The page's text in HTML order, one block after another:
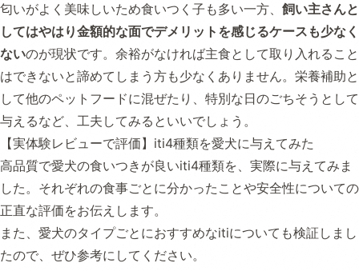
匂いがよく美味しいため食いつく子も多い一方、 飼い主さんと
してはやはり金額的な面でデメリットを感じるケースも少なく
ないのが現状です。余裕がなければ主食として取り入れること
はできないと諦めてしまう方も少なくありません。栄養補助と
して他のペットフードに混ぜたり、特別な日のごちそうとして
与えるなど、工夫してみるといいでしょう。
【実体験レビューで評価】iti4種類を愛犬に与えてみた
高品質で愛犬の食いつきが良いiti4種類を、実際に与えてみま
した。それぞれの食事ごとに分かったことや安全性についての
正直な評価をお伝えします。
また、愛犬のタイプごとにおすすめなitiについても検証しまし
たので、ぜひ参考にしてください。